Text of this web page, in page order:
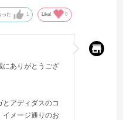
った 1 Like! 0
にありがとうござ
アディダスのコ
イメージ通りのお